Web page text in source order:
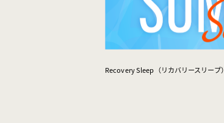
Recovery Sleep（リカバリースリープ）